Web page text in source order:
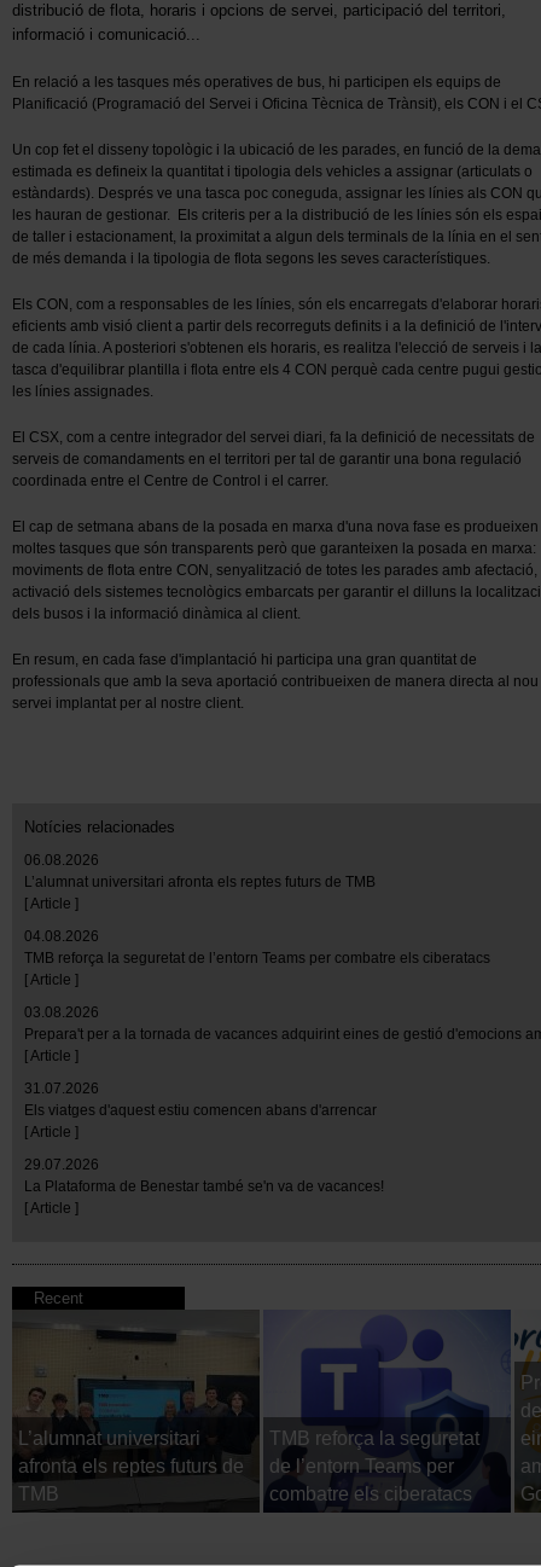
distribució de flota, horaris i opcions de servei, participació del territori,
informació i comunicació...
En relació a les tasques més operatives de bus, hi participen els equips de
Planificació (Programació del Servei i Oficina Tècnica de Trànsit), els CON i el
Un cop fet el disseny topològic i la ubicació de les parades, en funció de la
estimada es defineix la quantitat i tipologia dels vehicles a assignar (articulats o
estàndards). Després ve una tasca poc coneguda, assignar les línies als CON
les hauran de gestionar. Els criteris per a la distribució de les línies són els
de taller i estacionament, la proximitat a algun dels terminals de la línia en el
de més demanda i la tipologia de flota segons les seves característiques.
Els CON, com a responsables de les línies, són els encarregats d'elaborar
eficients amb visió client a partir dels recorreguts definits i a la definició de
de cada línia. A posteriori s'obtenen els horaris, es realitza l'elecció de serveis i la
tasca d'equilibrar plantilla i flota entre els 4 CON perquè cada centre pugui
les línies assignades.
El CSX, com a centre integrador del servei diari, fa la definició de necessitats de
serveis de comandaments en el territori per tal de garantir una bona regulació
coordinada entre el Centre de Control i el carrer.
El cap de setmana abans de la posada en marxa d'una nova fase es produeixen
moltes tasques que són transparents però que garanteixen la posada en marxa:
moviments de flota entre CON, senyalització de totes les parades amb afectació,
activació dels sistemes tecnològics embarcats per garantir el dilluns la
dels busos i la informació dinàmica al client.
En resum, en cada fase d'implantació hi participa una gran quantitat de
professionals que amb la seva aportació contribueixen de manera directa al nou
servei implantat per al nostre client.
Notícies relacionades
06.08.2026
L’alumnat universitari afronta els reptes futurs de TMB
[ Article ]
04.08.2026
TMB reforça la seguretat de l’entorn Teams per combatre els ciberatacs
[ Article ]
03.08.2026
Prepara't per a la tornada de vacances adquirint eines de gestió d'emocions
[ Article ]
31.07.2026
Els viatges d'aquest estiu comencen abans d'arrencar
[ Article ]
29.07.2026
La Plataforma de Benestar també se'n va de vacances!
[ Article ]
Recent
L’alumnat universitari
afronta els reptes futurs de
TMB
TMB reforça la seguretat
de l’entorn Teams per
combatre els ciberatacs